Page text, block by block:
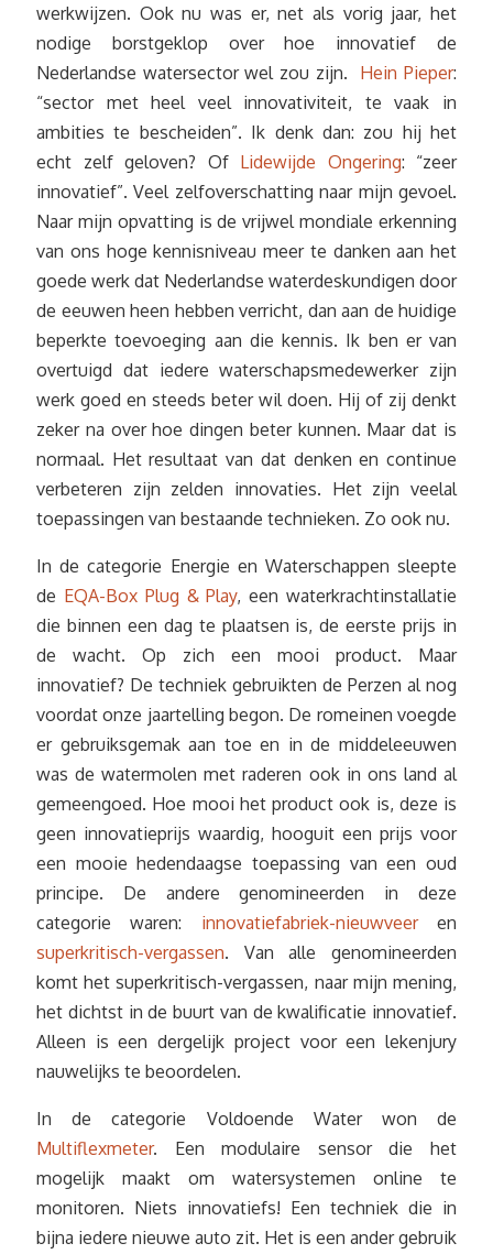
werkwijzen. Ook nu was er, net als vorig jaar, het
nodige borstgeklop over hoe innovatief de
Nederlandse watersector wel zou zijn. Hein Pieper:
“sector met heel veel innovativiteit, te vaak in
ambities te bescheiden”. Ik denk dan: zou hij het
echt zelf geloven? Of Lidewijde Ongering: “zeer
innovatief”. Veel zelfoverschatting naar mijn gevoel.
Naar mijn opvatting is de vrijwel mondiale erkenning
van ons hoge kennisniveau meer te danken aan het
goede werk dat Nederlandse waterdeskundigen door
de eeuwen heen hebben verricht, dan aan de huidige
beperkte toevoeging aan die kennis. Ik ben er van
overtuigd dat iedere waterschapsmedewerker zijn
werk goed en steeds beter wil doen. Hij of zij denkt
zeker na over hoe dingen beter kunnen. Maar dat is
normaal. Het resultaat van dat denken en continue
verbeteren zijn zelden innovaties. Het zijn veelal
toepassingen van bestaande technieken. Zo ook nu.
In de categorie Energie en Waterschappen sleepte
de EQA-Box Plug & Play, een waterkrachtinstallatie
die binnen een dag te plaatsen is, de eerste prijs in
de wacht. Op zich een mooi product. Maar
innovatief? De techniek gebruikten de Perzen al nog
voordat onze jaartelling begon. De romeinen voegde
er gebruiksgemak aan toe en in de middeleeuwen
was de watermolen met raderen ook in ons land al
gemeengoed. Hoe mooi het product ook is, deze is
geen innovatieprijs waardig, hooguit een prijs voor
een mooie hedendaagse toepassing van een oud
principe. De andere genomineerden in deze
categorie waren: innovatiefabriek-nieuwveeren
superkritisch-vergassen. Van alle genomineerden
komt het superkritisch-vergassen, naar mijn mening,
het dichtst in de buurt van de kwalificatie innovatief.
Alleen is een dergelijk project voor een lekenjury
nauwelijks te beoordelen.
In de categorie Voldoende Water won de
Multiflexmeter. Een modulaire sensor die het
mogelijk maakt om watersystemen online te
monitoren. Niets innovatiefs! Een techniek die in
bijna iedere nieuwe auto zit. Het is een ander gebruik